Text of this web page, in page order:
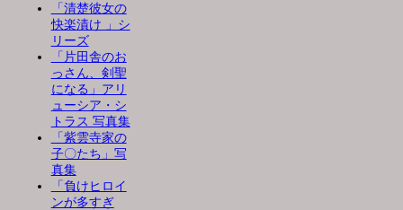
「清楚彼女の
快楽漬け 」シ
リーズ
「片田舎のお
っさん、剣聖
になる」アリ
ューシア・シ
トラス 写真集
「紫雲寺家の
子〇たち」写
真集
「負けヒロイ
ンが多すぎ